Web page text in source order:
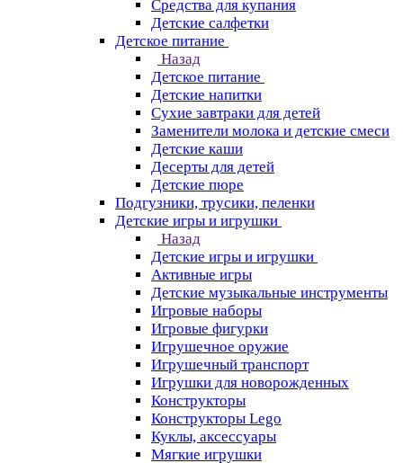
Средства для купания
Детские салфетки
Детское питание
Назад
Детское питание
Детские напитки
Сухие завтраки для детей
Заменители молока и детские смеси
Детские каши
Десерты для детей
Детские пюре
Подгузники, трусики, пеленки
Детские игры и игрушки
Назад
Детские игры и игрушки
Активные игры
Детские музыкальные инструменты
Игровые наборы
Игровые фигурки
Игрушечное оружие
Игрушечный транспорт
Игрушки для новорожденных
Конструкторы
Конструкторы Lego
Куклы, аксессуары
Мягкие игрушки